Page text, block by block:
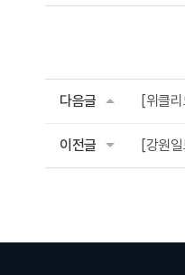
다음글 [위클
이전글 [강원